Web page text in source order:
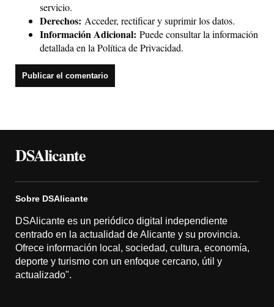
servicio.
Derechos: Acceder, rectificar y suprimir los datos.
Información Adicional: Puede consultar la información
detallada en laPolítica de Privacidad.
DSAlicante
Sobre DSAlicante
DSAlicante es un periódico digital independiente
centrado en la actualidad de Alicante y su provincia.
Ofrece información local, sociedad, cultura, economía,
deporte y turismo con un enfoque cercano, útil y
actualizado".